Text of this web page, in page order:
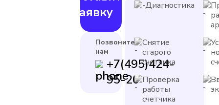
Диагностика
Снятие
старого
счетчика
Проверка
работы
счетчика
заявку
Позвоните
нам
+7(495)424-
95-20